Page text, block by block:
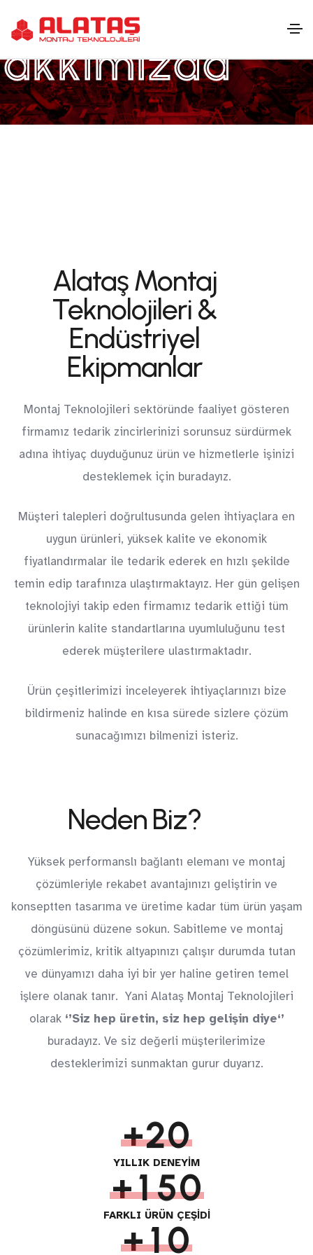
Alataş Montaj
Teknolojileri &
Endüstriyel
Ekipmanlar
Montaj Teknolojileri sektöründe faaliyet gösteren
firmamız tedarik zincirlerinizi sorunsuz sürdürmek
adına ihtiyaç duyduğunuz ürün ve hizmetlerle işinizi
desteklemek için buradayız.
Müşteri talepleri doğrultusunda gelen ihtiyaçlara en
uygun ürünleri, yüksek kalite ve ekonomik
fiyatlandırmalar ile tedarik ederek en hızlı şekilde
temin edip tarafınıza ulaştırmaktayız. Her gün gelişen
teknolojiyi takip eden firmamız tedarik ettiği tüm
ürünlerin kalite standartlarına uyumluluğunu test
ederek müşterilere ulastırmaktadır.
Ürün çeşitlerimizi inceleyerek ihtiyaçlarınızı bize
bildirmeniz halinde en kısa sürede sizlere çözüm
sunacağımızı bilmenizi isteriz.
Neden Biz?
Yüksek performanslı bağlantı elemanı ve montaj
çözümleriyle rekabet avantajınızı geliştirin ve
konseptten tasarıma ve üretime kadar tüm ürün yaşam
döngüsünü düzene sokun. Sabitleme ve montaj
çözümlerimiz, kritik altyapınızı çalışır durumda tutan
ve dünyamızı daha iyi bir yer haline getiren temel
işlere olanak tanır. Yani Alataş Montaj Teknolojileri
olarak ‘’Siz hep üretin, siz hep gelişin diye‘’
buradayız. Ve siz değerli müşterilerimize
desteklerimizi sunmaktan gurur duyarız.
+
0
2
3
4
5
0
1
2
3
YILLIK DENEYİM
+
0
1
2
0
1
2
3
4
5
6
0
1
FARKLI ÜRÜN ÇEŞİDİ
+
0
10